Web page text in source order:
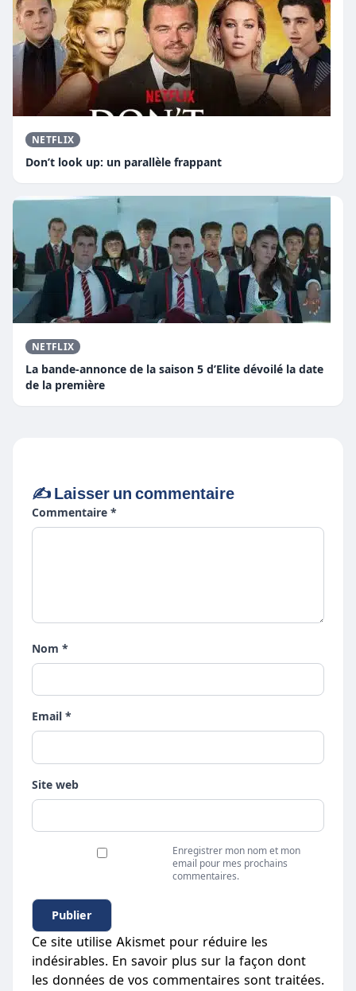
NETFLIX
Don’t look up: un parallèle frappant
NETFLIX
La bande-annonce de la saison 5 d’Elite dévoilé la date
de la première
✍️ Laisser un commentaire
Commentaire *
Nom *
Email *
Site web
Enregistrer mon nom et mon
email pour mes prochains
commentaires.
Ce site utilise Akismet pour réduire les
indésirables. En savoir plus sur la façon dont
les données de vos commentaires sont traitées.